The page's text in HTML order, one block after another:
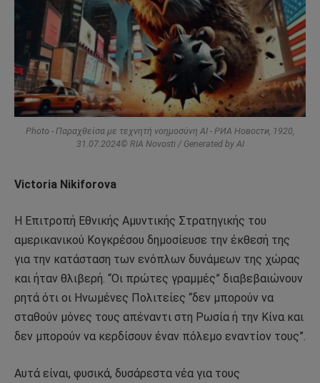
Photo - Παραχθείσα με τεχνητή νοημοσύνη AI - РИА Новости, 1920,
31.07.2024© RIA Novosti / Generated by AI
Victoria Nikiforova
Η Επιτροπή Εθνικής Αμυντικής Στρατηγικής του
αμερικανικού Κογκρέσου δημοσίευσε την έκθεσή της
για την κατάσταση των ενόπλων δυνάμεων της χώρας
και ήταν θλιβερή. “Οι πρώτες γραμμές” διαβεβαιώνουν
ρητά ότι οι Ηνωμένες Πολιτείες “δεν μπορούν να
σταθούν μόνες τους απέναντι στη Ρωσία ή την Κίνα και
δεν μπορούν να κερδίσουν έναν πόλεμο εναντίον τους”.
Αυτά είναι, φυσικά, δυσάρεστα νέα για τους